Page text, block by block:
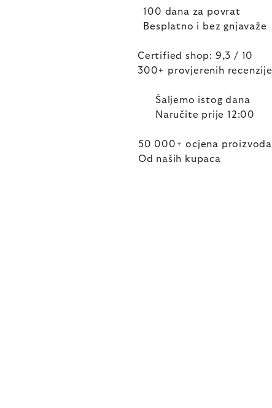
100 dana za povrat
Besplatno i bez gnjavaže
Certified shop: 9,3 / 10
300+ provjerenih recenzije
Šaljemo istog dana
Naručite prije 12:00
50 000+ ocjena proizvoda
Od naših kupaca